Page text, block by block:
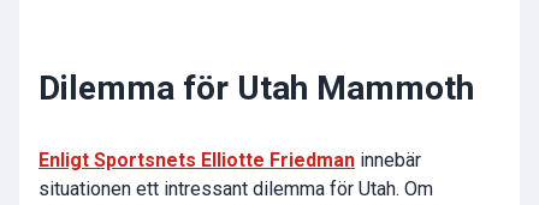
Dilemma för Utah Mammoth
Enligt Sportsnets Elliotte Friedman innebär
situationen ett intressant dilemma för Utah. Om